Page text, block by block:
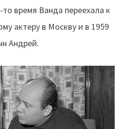
время Ванда переехала к
актеру в Москву и в 1959
Андрей.